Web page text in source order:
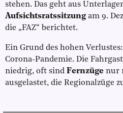
stehen. Das geht aus
Aufsichtsratssitzungam 9.
die „FAZ“ berichtet.
Ein Grund des hohen
Corona-Pandemie. Die
niedrig, oft sind Fernzüge nur
ausgelastet, die Regionalzüge